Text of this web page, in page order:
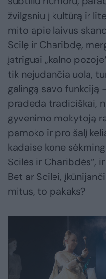
žvilgsniu į kultūrą ir
mito apie laivus
Scilę ir Charibdę,
įstrigusi „kalno
tik nejudančia uola,
galingą savo funkciją
pradeda tradiciškai,
gyvenimo mokytoją
pamoko ir pro šalį
kadaise kone
Scilės ir Charibdės“,
Bet ar Scilei,
mitus, to pakaks?